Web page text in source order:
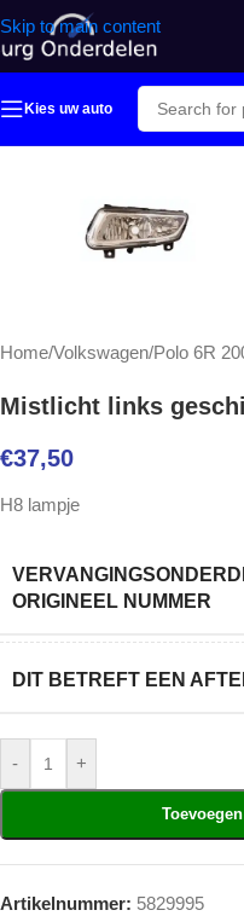
Skip to main content
Kies uw auto
Home/Volkswagen/Polo 6R
Mistlicht links
€37,50
H8 lampje
ORIGINEEL NUMMER
DIT BETREFT EEN
- +
Artikelnummer: 5829995